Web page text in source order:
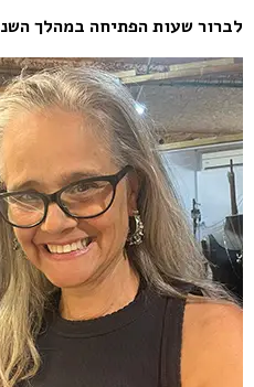
לברור שעות הפתיחה במהלך